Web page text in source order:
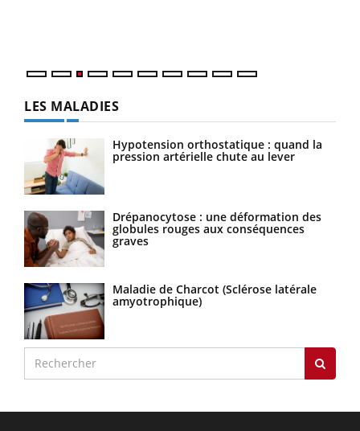
LES MALADIES
Hypotension orthostatique : quand la
pression artérielle chute au lever
Drépanocytose : une déformation des
globules rouges aux conséquences
graves
Maladie de Charcot (Sclérose latérale
amyotrophique)